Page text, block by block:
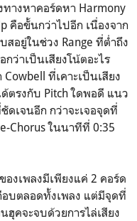
างหาคอร์ดหา Harmony
คือขั้นกว่าไปอีก เนื่องจาก
สอยู่ในช่วง Range ที่ต่ำถึง
ว่าเป็นเสียงโน้ตอะไร
Cowbell ที่เคาะเป็นเสียง
ตรงกับ Pitch ใดพอดี แนว
ดเจนอีก กว่าจะเจอจุดที่
Chorus ในนาทีที่ 0:35
งเพลงมีเพียงแค่ 2 คอร์ด
อบตลอดทั้งเพลง แต่มีจุดที่
คจะจบด้วยการไล่เสียง